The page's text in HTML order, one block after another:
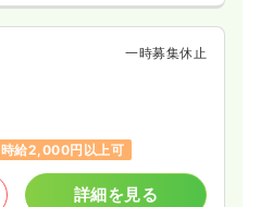
一時募集休止
時給2,000円以上可
詳細を見る